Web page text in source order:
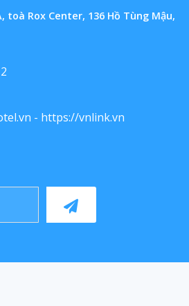
toà Rox Center, 136 Hồ Tùng Mậu,
- https://vnlink.vn